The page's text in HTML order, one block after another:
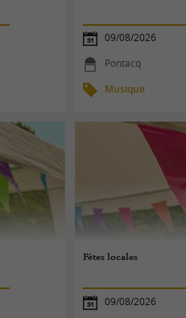
09/08/2026
Pontacq
Musique
Fêtes locales
09/08/2026